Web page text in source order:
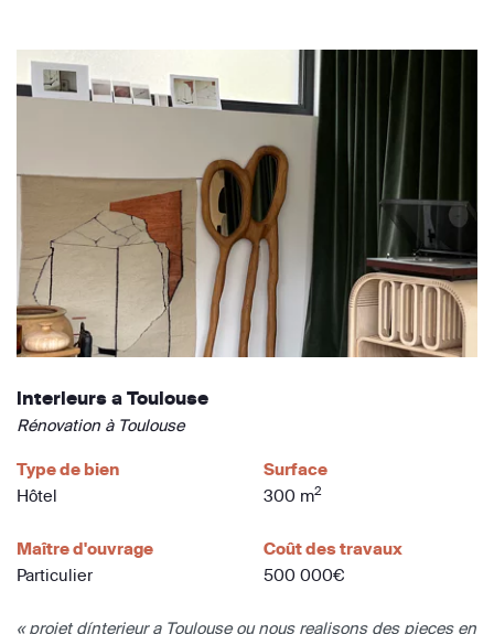
interieurs a Toulouse
Rénovation à Toulouse
Type de bien
Hôtel
Surface
300 m2
Maître d'ouvrage
Particulier
Coût des travaux
500 000€
« projet dínterieur a Toulouse ou nous realisons des pieces en